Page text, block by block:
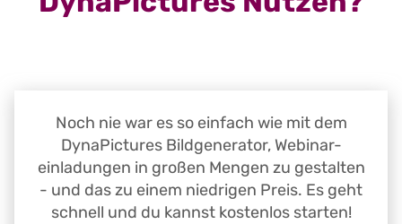
Noch nie war es so einfach wie mit dem
DynaPictures Bildgenerator, Webinar-
einladungen in großen Mengen zu gestalten
- und das zu einem niedrigen Preis. Es geht
schnell und du kannst kostenlos starten!